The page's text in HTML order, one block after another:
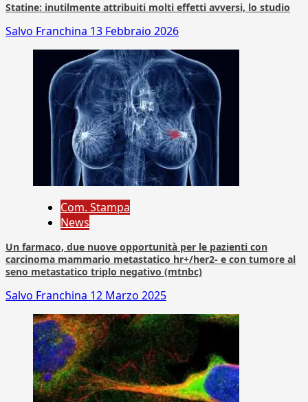
Statine: inutilmente attribuiti molti effetti avversi, lo studio
Salvo Franchina 13 Febbraio 2026
Com. Stampa
News
Un farmaco, due nuove opportunità per le pazienti con
carcinoma mammario metastatico hr+/her2- e con tumore al
seno metastatico triplo negativo (mtnbc)
Salvo Franchina 12 Marzo 2025